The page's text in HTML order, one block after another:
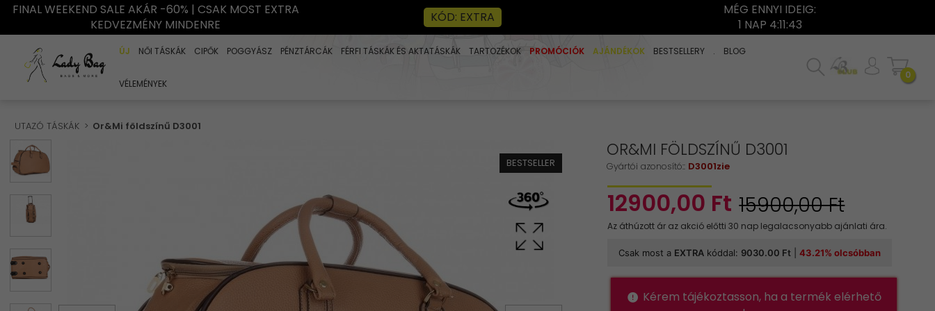
FINAL WEEKEND SALE AKÁR -60% | CSAK MOST EXTRA
KEDVEZMÉNY MINDENRE
KÓD: EXTRA
MÉG ENNYI IDEIG:
1 NAP 4:11:42
ÚJ NŐI TÁSKÁK CIPŐK POGGYÁSZ PÉNZTÁRCÁK FÉRFI TÁSKÁK ÉS AKTATÁSKÁK TARTOZÉKOK PROMÓCIÓK AJÁNDÉKOK BESTSELLERY . BLOG
VÉLEMÉNYEK
0
UTAZÓ TÁSKÁK Or&Mi földszínű D3001
BESTSELLER
OR&MI FÖLDSZÍNŰ D3001
Gyártói azonosító:: D3001zie
12900,00 Ft 15900,00 Ft
Kérem tájékoztasson, ha a termék elérhető